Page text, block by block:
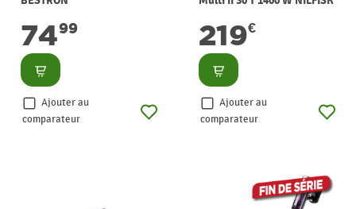
7499
Consulter
Ajouter au
comparateur
219€
Consulter
Ajouter au
comparateur